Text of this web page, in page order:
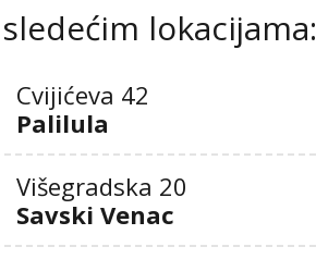
lokacijama:
Cvijićeva 42
Palilula
Višegradska 20
Savski Venac